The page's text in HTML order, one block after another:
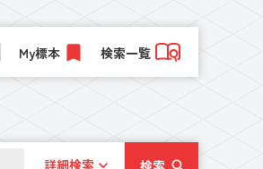
My標本 検索一覧
詳細検索 検索